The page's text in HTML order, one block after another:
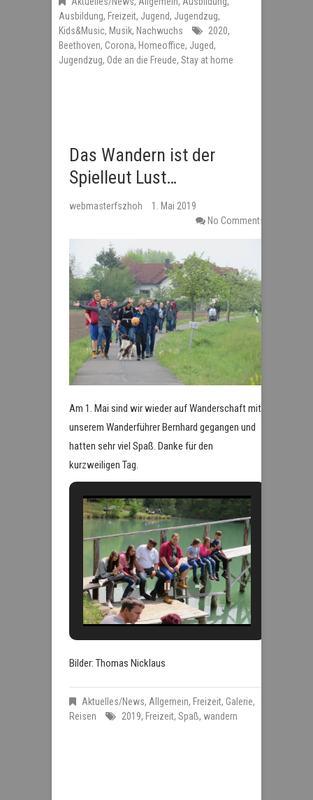
Ausbildung, Freizeit, Jugend, Jugendzug,
Kids&Music, Musik, Nachwuchs 2020,
Beethoven, Corona, Homeoffice, Juged,
Jugendzug, Ode an die Freude, Stay at home
Das Wandern ist der
Spielleut Lust…
webmasterfszhoh
1. Mai 2019
No Comments
Am 1. Mai sind wir wieder auf Wanderschaft mit
unserem Wanderführer Bernhard gegangen und
hatten sehr viel Spaß. Danke für den
kurzweiligen Tag.
Bilder: Thomas Nicklaus
Aktuelles/News, Allgemein, Freizeit, Galerie,
Reisen
2019, Freizeit, Spaß, wandern